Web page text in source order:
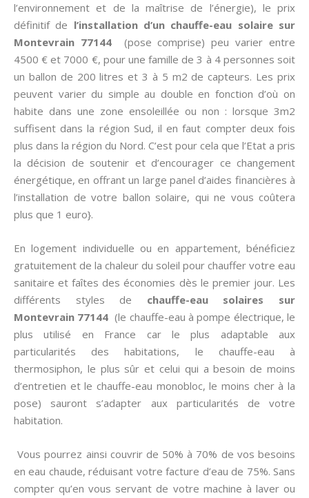
l’environnement et de la maîtrise de l’énergie), le prix
définitif de l’installation d’un chauffe-eau solaire sur
Montevrain 77144(pose comprise) peu varier entre
4500 € et 7000 €, pour une famille de 3 à 4 personnes soit
un ballon de 200 litres et 3 à 5 m2 de capteurs. Les prix
peuvent varier du simple au double en fonction d’où on
habite dans une zone ensoleillée ou non : lorsque 3m2
suffisent dans la région Sud, il en faut compter deux fois
plus dans la région du Nord. C’est pour cela que l’Etat a pris
la décision de soutenir et d’encourager ce changement
énergétique, en offrant un large panel d’aides financières à
l’installation de votre ballon solaire, qui ne vous coûtera
plus que 1 euro}.
En logement individuelle ou en appartement, bénéficiez
gratuitement de la chaleur du soleil pour chauffer votre eau
sanitaire et faîtes des économies dès le premier jour. Les
différents styles de chauffe-eau solaires sur
Montevrain 77144 (le chauffe-eau à pompe électrique, le
plus utilisé en France car le plus adaptable aux
particularités des habitations, le chauffe-eau à
thermosiphon, le plus sûr et celui qui a besoin de moins
d’entretien et le chauffe-eau monobloc, le moins cher à la
pose) sauront s’adapter aux particularités de votre
habitation.
Vous pourrez ainsi couvrir de 50% à 70% de vos besoins
en eau chaude, réduisant votre facture d’eau de 75%. Sans
compter qu’en vous servant de votre machine à laver ou